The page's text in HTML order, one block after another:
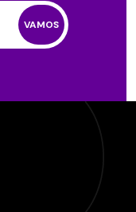
VAMOS